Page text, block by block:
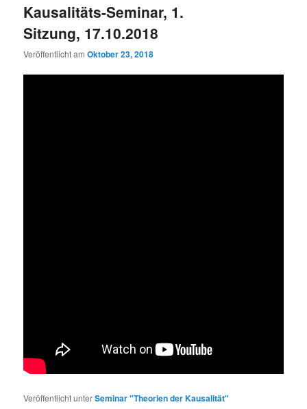
Kausalitäts-Seminar, 1.
Sitzung, 17.10.2018
Veröffentlicht amOktober 23, 2018
Veröffentlicht unterSeminar "Theorien der Kausalität"